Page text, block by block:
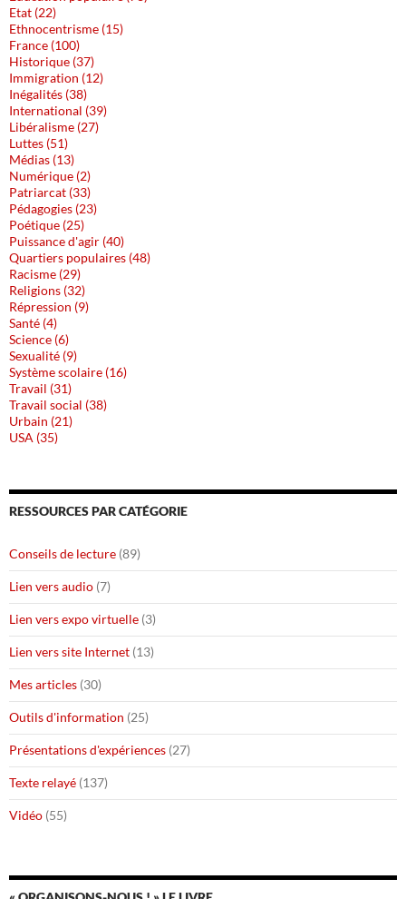
Etat (22)
Ethnocentrisme (15)
France (100)
Historique (37)
Immigration (12)
Inégalités (38)
International (39)
Libéralisme (27)
Luttes (51)
Médias (13)
Numérique (2)
Patriarcat (33)
Pédagogies (23)
Poétique (25)
Puissance d'agir (40)
Quartiers populaires (48)
Racisme (29)
Religions (32)
Répression (9)
Santé (4)
Science (6)
Sexualité (9)
Système scolaire (16)
Travail (31)
Travail social (38)
Urbain (21)
USA (35)
RESSOURCES PAR CATÉGORIE
Conseils de lecture (89)
Lien vers audio (7)
Lien vers expo virtuelle (3)
Lien vers site Internet (13)
Mes articles (30)
Outils d'information (25)
Présentations d'expériences (27)
Texte relayé (137)
Vidéo (55)